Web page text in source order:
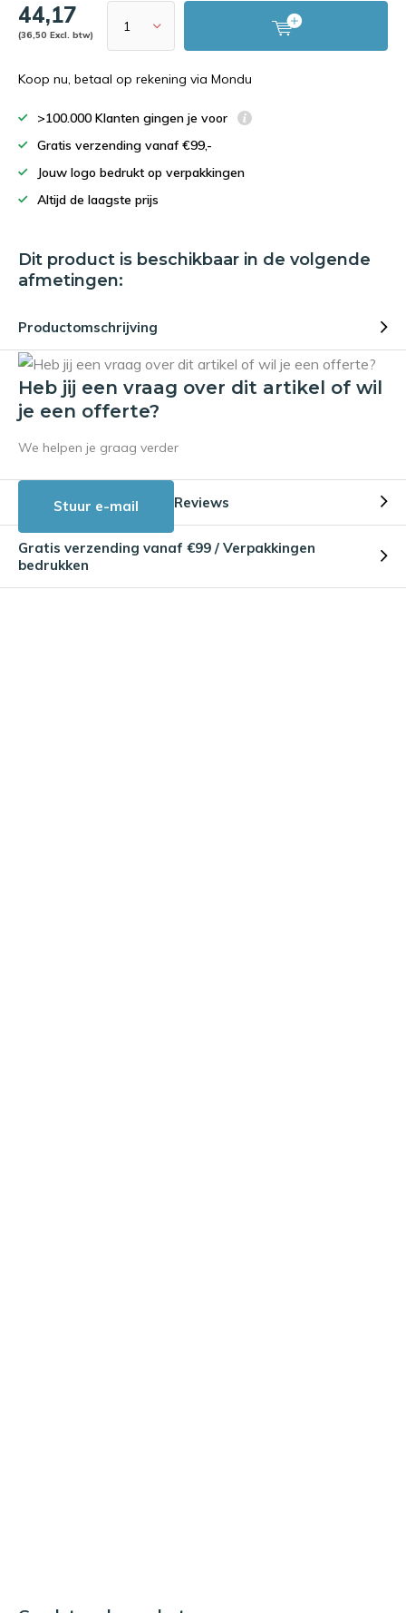
44,17
(36,50 Excl. btw)
Koop nu, betaal op rekening via Mondu
>100.000 Klanten gingen je voor
Gratis verzending vanaf €99,-
Jouw logo bedrukt op verpakkingen
Altijd de laagste prijs
Dit product is beschikbaar in de volgende
afmetingen:
Productomschrijving
Heb jij een vraag over dit artikel of wil
je een offerte?
We helpen je graag verder
Stuur e-mail Reviews
Gratis verzending vanaf €99 / Verpakkingen
bedrukken